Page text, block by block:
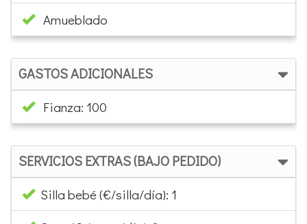
Amueblado
GASTOS ADICIONALES
Fianza: 100
SERVICIOS EXTRAS (BAJO PEDIDO)
Silla bebé (€/silla/día): 1